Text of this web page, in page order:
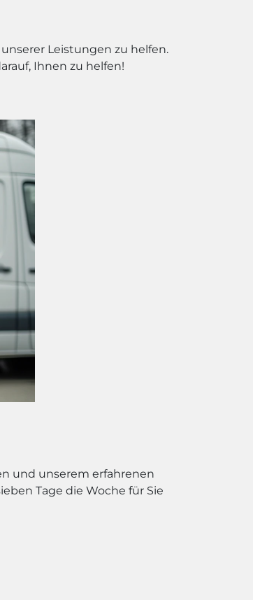
Leistungen zu helfen.
Ihnen zu helfen!
und unserem erfahrenen
Tage die Woche für Sie